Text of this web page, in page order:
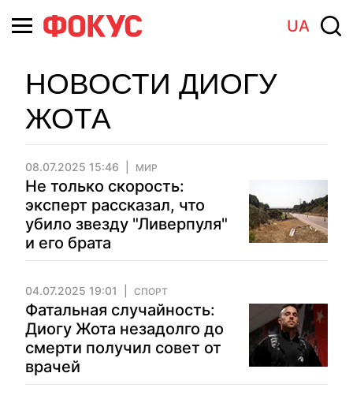
UA
НОВОСТИ ДИОГУ
ЖОТА
08.07.2025 15:46 МИР
Не только скорость:
эксперт рассказал, что
убило звезду "Ливерпуля"
и его брата
04.07.2025 19:01 СПОРТ
Фатальная случайность:
Диогу Жота незадолго до
смерти получил совет от
врачей